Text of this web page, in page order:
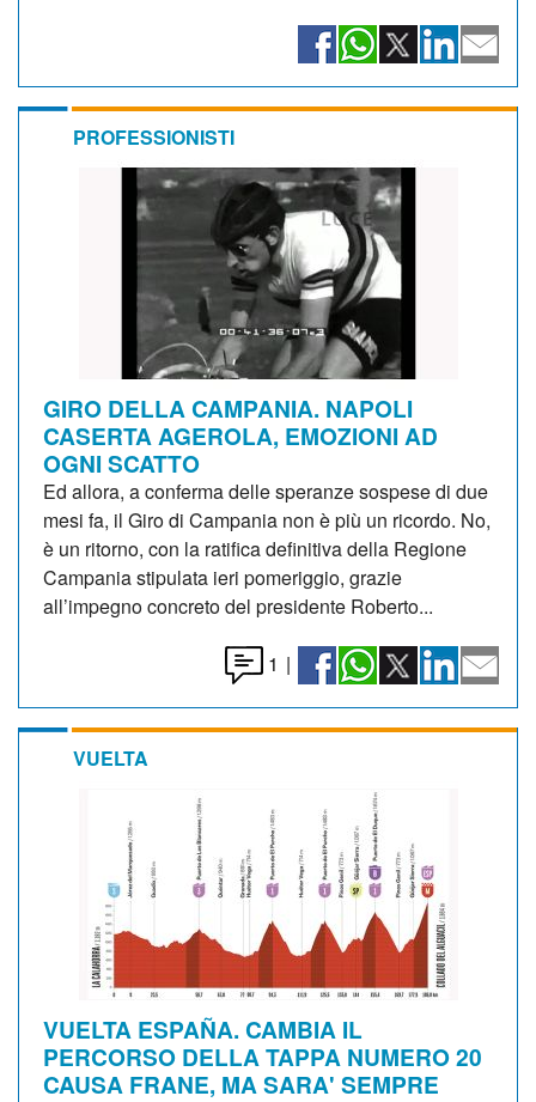
PROFESSIONISTI
GIRO DELLA CAMPANIA. NAPOLI
CASERTA AGEROLA, EMOZIONI AD
OGNI SCATTO
Ed allora, a conferma delle speranze sospese di due
mesi fa, il Giro di Campania non è più un ricordo. No,
è un ritorno, con la ratifica definitiva della Regione
Campania stipulata ieri pomeriggio, grazie
all’impegno concreto del presidente Roberto...
1 |
VUELTA
VUELTA ESPAÑA. CAMBIA IL
PERCORSO DELLA TAPPA NUMERO 20
CAUSA FRANE, MA SARA' SEMPRE